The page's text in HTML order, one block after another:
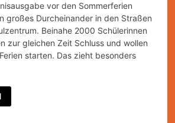
vor den Sommerferien
großes Durcheinander in den Straßen
Beinahe 2000 Schülerinnen
zur gleichen Zeit Schluss und wollen
starten. Das zieht besonders